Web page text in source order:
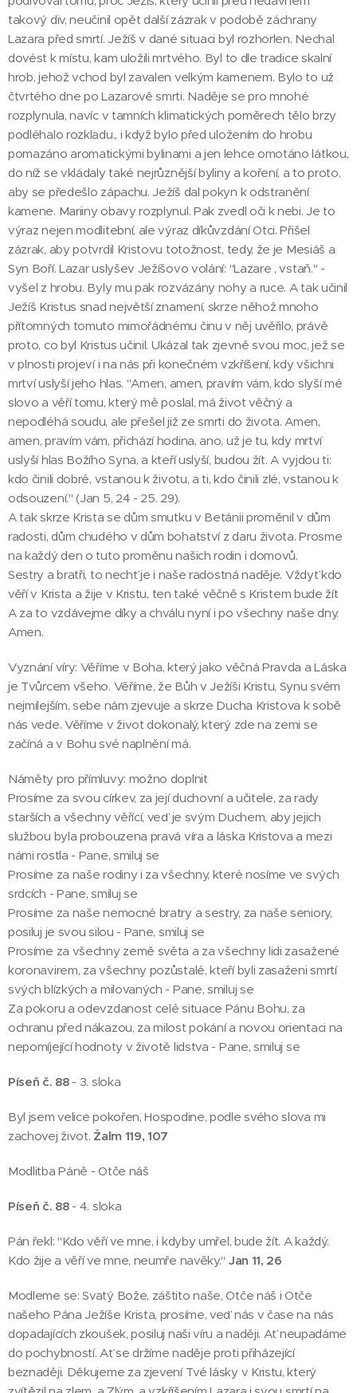
takový div, neučinil opět další zázrak v podobě záchrany
Lazara před smrtí. Ježíš v dané situaci byl rozhorlen. Nechal
dovést k místu, kam uložili mrtvého. Byl to dle tradice skalní
hrob, jehož vchod byl zavalen velkým kamenem. Bylo to už
čtvrtého dne po Lazarově smrti. Naděje se pro mnohé
rozplynula, navíc v tamních klimatických poměrech tělo brzy
podléhalo rozkladu., i když bylo před uložením do hrobu
pomazáno aromatickými bylinami a jen lehce omotáno látkou,
do níž se vkládaly také nejrůznější byliny a koření, a to proto,
aby se předešlo zápachu. Ježíš dal pokyn k odstranění
kamene. Mariiny obavy rozplynul. Pak zvedl oči k nebi. Je to
výraz nejen modlitební, ale výraz díkůvzdání Otci. Přišel
zázrak, aby potvrdil Kristovu totožnost, tedy, že je Mesiáš a
Syn Boří. Lazar uslyšev Ježíšovo volání: "Lazare , vstaň." -
vyšel z hrobu. Byly mu pak rozvázány nohy a ruce. A tak učinil
Ježíš Kristus snad největší znamení, skrze něhož mnoho
přítomných tomuto mimořádnému činu v něj uvěřilo, právě
proto, co byl Kristus učinil. Ukázal tak zjevně svou moc, jež se
v plnosti projeví i na nás při konečném vzkříšení, kdy všichni
mrtví uslyší jeho hlas. "Amen, amen, pravím vám, kdo slyší mé
slovo a věří tomu, který mě poslal, má život věčný a
nepodléhá soudu, ale přešel již ze smrti do života. Amen,
amen, pravím vám, přichází hodina, ano, už je tu, kdy mrtví
uslyší hlas Božího Syna, a kteří uslyší, budou žít. A vyjdou ti:
kdo činili dobré, vstanou k životu, a ti, kdo činili zlé, vstanou k
odsouzení." (Jan 5, 24 - 25. 29).
A tak skrze Krista se dům smutku v Betánii proměnil v dům
radosti, dům chudého v dům bohatství z daru života. Prosme
na každý den o tuto proměnu našich rodin i domovů.
Sestry a bratři, to nechť je i naše radostná naděje. Vždyť kdo
věří v Krista a žije v Kristu, ten také věčně s Kristem bude žít
A za to vzdávejme díky a chválu nyní i po všechny naše dny.
Amen.
Vyznání víry: Věříme v Boha, který jako věčná Pravda a Láska
je Tvůrcem všeho. Věříme, že Bůh v Ježíši Kristu, Synu svém
nejmilejším, sebe nám zjevuje a skrze Ducha Kristova k sobě
nás vede. Věříme v život dokonalý, který zde na zemi se
začíná a v Bohu své naplnění má.
Náměty pro přímluvy: možno doplnit
Prosíme za svou církev, za její duchovní a učitele, za rady
starších a všechny věřící, veď je svým Duchem, aby jejich
službou byla probouzena pravá víra a láska Kristova a mezi
námi rostla - Pane, smiluj se
Prosíme za naše rodiny i za všechny, které nosíme ve svých
srdcích - Pane, smiluj se
Prosíme za naše nemocné bratry a sestry, za naše seniory,
posiluj je svou silou - Pane, smiluj se
Prosíme za všechny země světa a za všechny lidi zasažené
koronavirem, za všechny pozůstalé, kteří byli zasaženi smrtí
svých blízkých a milovaných - Pane, smiluj se
Za pokoru a odevzdanost celé situace Pánu Bohu, za
ochranu před nákazou, za milost pokání a novou orientaci na
nepomíjející hodnoty v životě lidstva - Pane, smiluj se
Píseň č. 88- 3. sloka
Byl jsem velice pokořen, Hospodine, podle svého slova mi
zachovej život. Žalm 119, 107
Modlitba Páně - Otče náš
Píseň č. 88- 4. sloka
Pán řekl: "Kdo věří ve mne, i kdyby umřel, bude žít. A každý.
Kdo žije a věří ve mne, neumře navěky." Jan 11, 26
Modleme se: Svatý Bože, záštito naše, Otče náš i Otče
našeho Pána Ježíše Krista, prosíme, veď nás v čase na nás
dopadajících zkoušek, posiluj naši víru a naději. Ať neupadáme
do pochybností. Ať se držíme naděje proti přiházející
beznaději. Děkujeme za zjevení Tvé lásky v Kristu, který